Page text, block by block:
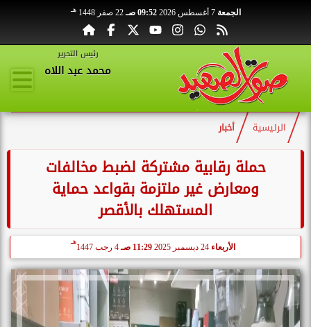
الجمعة 7 أغسطس 2026 09:52 صـ 22 صفر 1448 هـ
رئيس التحرير
محمد عبد اللاه
الرئيسية أخبار
حملة رقابية مشتركة لضبط مخالفات
ومعارض غير ملتزمة بقواعد حماية
المستهلك بالأقصر
الأربعاء 24 ديسمبر 2025 11:29 صـ 4 رجب 1447
هـ